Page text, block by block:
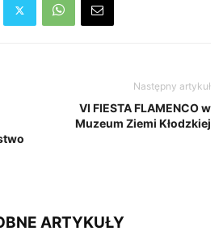
Następny artykuł
VI FIESTA FLAMENCO w
Muzeum Ziemi Kłodzkiej
ARTYKUŁY